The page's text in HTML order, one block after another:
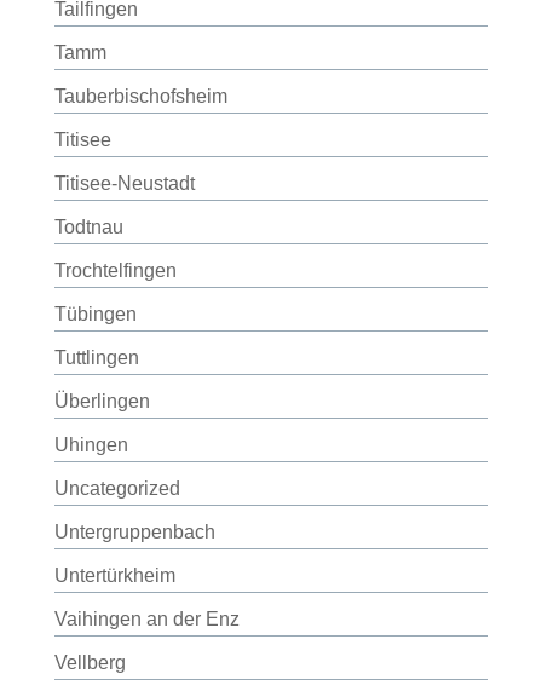
Tailfingen
Tamm
Tauberbischofsheim
Titisee
Titisee-Neustadt
Todtnau
Trochtelfingen
Tübingen
Tuttlingen
Überlingen
Uhingen
Uncategorized
Untergruppenbach
Untertürkheim
Vaihingen an der Enz
Vellberg